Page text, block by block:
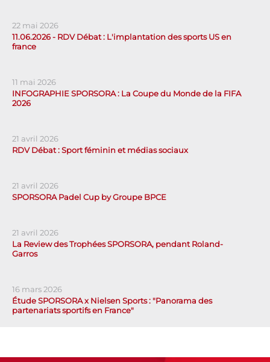
22 mai 2026
11.06.2026 - RDV Débat : L'implantation des sports US en
france
11 mai 2026
INFOGRAPHIE SPORSORA : La Coupe du Monde de la FIFA
2026
21 avril 2026
RDV Débat : Sport féminin et médias sociaux
21 avril 2026
SPORSORA Padel Cup by Groupe BPCE
21 avril 2026
La Review des Trophées SPORSORA, pendant Roland-
Garros
16 mars 2026
Étude SPORSORA x Nielsen Sports : "Panorama des
partenariats sportifs en France"